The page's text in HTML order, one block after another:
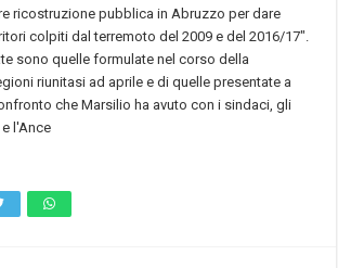
ricostruzione pubblica in Abruzzo per dare
colpiti dal terremoto del 2009 e del 2016/17".
sono quelle formulate nel corso della
riunitasi ad aprile e di quelle presentate a
che Marsilio ha avuto con i sindaci, gli
l'Ance